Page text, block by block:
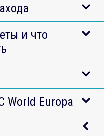
и что
World Europa